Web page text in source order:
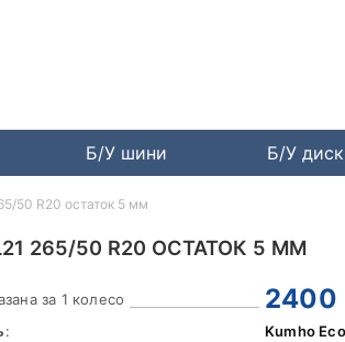
Б/У шини Б/У
265/50 R20 ОСТАТОК 5 ММ
за 1 колесо 2400
:
Kumho
50 R20 остаток 5 мм